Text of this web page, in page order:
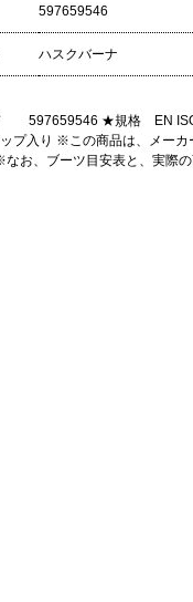
597659546
ハスクバーナ
597659546 ★規格 EN
プ入り ※この商品は、メーカ
お、ブーツ目安表と、実際の